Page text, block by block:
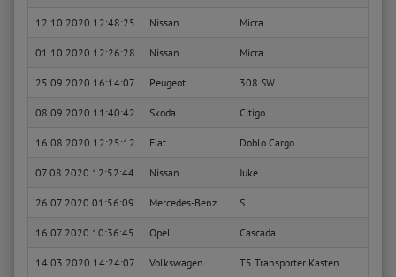
12.10.2020 12:48:25 Nissan Micra
01.10.2020 12:26:28 Nissan Micra
25.09.2020 16:14:07 Peugeot 308 SW
08.09.2020 11:40:42 Skoda Citigo
16.08.2020 12:25:12 Fiat Doblo Cargo
07.08.2020 12:52:44 Nissan Juke
26.07.2020 01:56:09 Mercedes-Benz S
16.07.2020 10:36:45 Opel Cascada
14.03.2020 14:24:07 Volkswagen T5 Transporter Kasten